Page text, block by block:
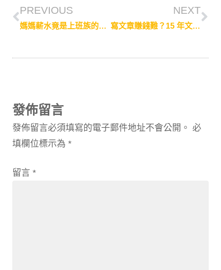
PREVIOUS
媽媽薪水竟是上班族的兩到三倍？做論壇口碑行銷也能在家顧小孩
NEXT
寫文章賺錢難？15 年文字工作者分享「CP 值很高的接案是_____產業！」
發佈留言
發佈留言必須填寫的電子郵件地址不會公開。 必
填欄位標示為 *
留言 *